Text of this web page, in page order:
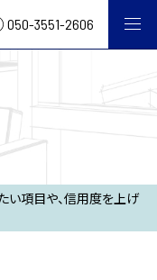
050-3551-2606
い項目や、信用度を上げ